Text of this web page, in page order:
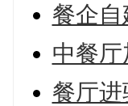
餐企自
中餐
餐厅